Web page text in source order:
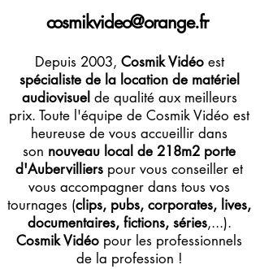
cosmikvideo@orange.fr
Depuis 2003, Cosmik Vidéoest
spécialiste de la location de matériel
audiovisuel de qualité aux meilleurs
prix. Toute l'équipe de Cosmik Vidéo est
heureuse de vous accueillir dans
son nouveau local de 218m2 porte
d'Aubervilliers pour vous conseiller et
vous accompagner dans tous vos
tournages (clips, pubs, corporates, lives,
documentaires, fictions, séries,...).
Cosmik Vidéo pour les professionnels
de la profession !